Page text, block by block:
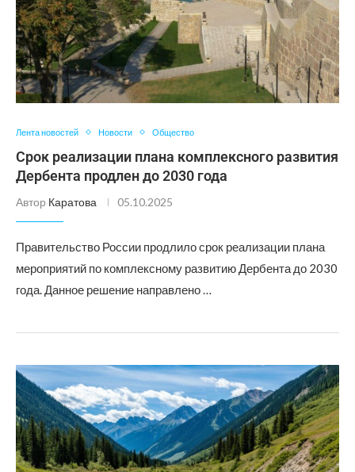
Лента новостей Новости Общество
Срок реализации плана комплексного развития
Дербента продлен до 2030 года
Автор Каратова 05.10.2025
Правительство России продлило срок реализации плана
мероприятий по комплексному развитию Дербента до 2030
года. Данное решение направлено …